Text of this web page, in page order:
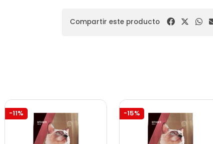
Compartir este producto
-11% -15%